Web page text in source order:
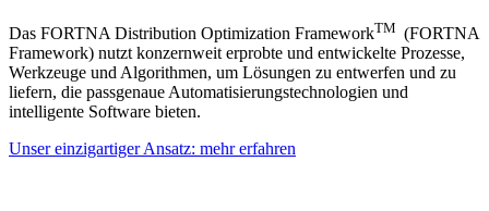
Das FORTNA Distribution Optimization FrameworkTM (FORTNA
Framework) nutzt konzernweit erprobte und entwickelte Prozesse,
Werkzeuge und Algorithmen, um Lösungen zu entwerfen und zu
liefern, die passgenaue Automatisierungstechnologien und
intelligente Software bieten.
Unser einzigartiger Ansatz: mehr erfahren